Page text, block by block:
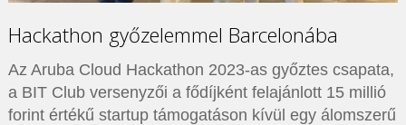
Hackathon győzelemmel Barcelonába
Az Aruba Cloud Hackathon 2023-as győztes csapata,
a BIT Club versenyzői a fődíjként felajánlott 15 millió
forint értékű startup támogatáson kívül egy álomszerű